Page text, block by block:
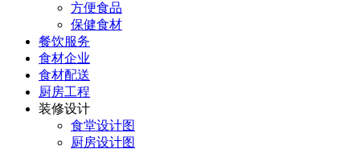
方便食品
保健食材
餐饮服务
食材企业
食材配送
厨房工程
装修设计
食堂设计图
厨房设计图